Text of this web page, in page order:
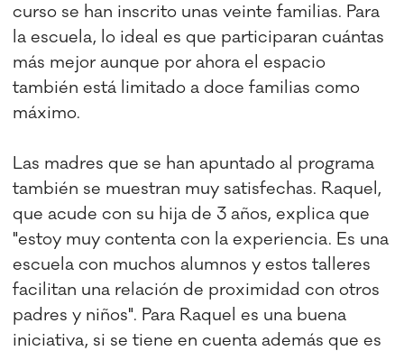
curso se han inscrito unas veinte familias. Para
la escuela, lo ideal es que participaran cuántas
más mejor aunque por ahora el espacio
también está limitado a doce familias como
máximo.
Las madres que se han apuntado al programa
también se muestran muy satisfechas. Raquel,
que acude con su hija de 3 años, explica que
"estoy muy contenta con la experiencia. Es una
escuela con muchos alumnos y estos talleres
facilitan una relación de proximidad con otros
padres y niños". Para Raquel es una buena
iniciativa, si se tiene en cuenta además que es